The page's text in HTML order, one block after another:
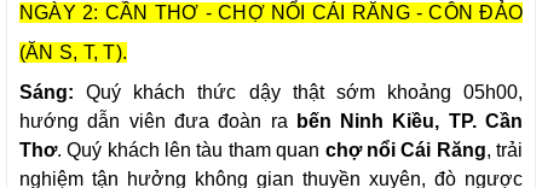
NGÀY 2: CẦN THƠ - CHỢ NỔI CÁI RĂNG - CÔN ĐẢO
(ĂN S, T, T).
Sáng: Quý khách thức dậy thật sớm khoảng 05h00,
hướng dẫn viên đưa đoàn ra
bến Ninh Kiều, TP. Cần
Thơ. Quý khách lên tàu tham quan chợ nổi Cái Răng, trải
nghiệm tận hưởng không gian thuyền xuyên, đò ngược